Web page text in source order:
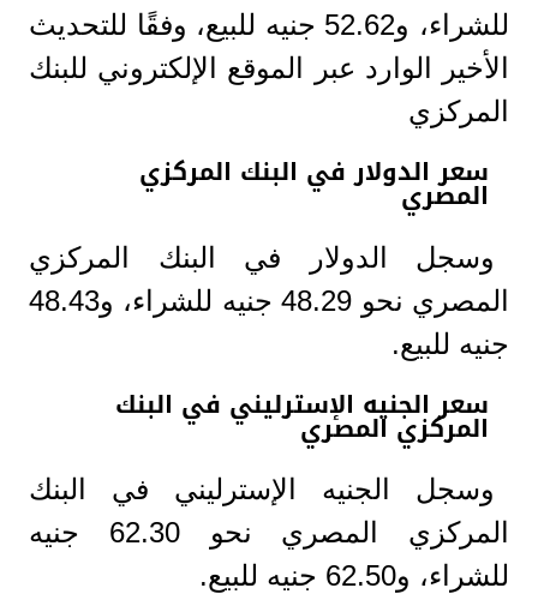
للشراء، و52.62 جنيه للبيع، وفقًا للتحديث
الأخير الوارد عبر الموقع الإلكتروني للبنك
المركزي
سعر الدولار في البنك المركزي
المصري
وسجل الدولار في البنك المركزي
المصري نحو 48.29 جنيه للشراء، و48.43
جنيه للبيع.
سعر الجنيه الإسترليني في البنك
المركزي المصري
وسجل الجنيه الإسترليني في البنك
المركزي المصري نحو 62.30 جنيه
للشراء، و62.50 جنيه للبيع.